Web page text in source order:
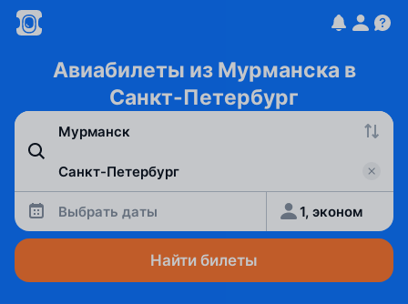
Авиабилеты из Мурманска в
Санкт-Петербург
Выбрать даты 1, эконом
Найти билеты